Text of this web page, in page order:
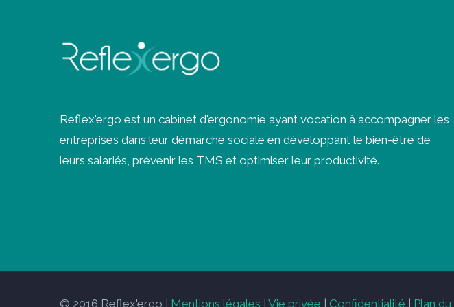
Reflex'ergo est un cabinet d'ergonomie ayant vocation à accompagner les
entreprises dans leur démarche sociale en développant le bien-être de
leurs salariés, prévenir les TMS et optimiser leur productivité.
© 2016 Reflex'ergo | Mentions légales | Vie privée | Confidentialité | Plan